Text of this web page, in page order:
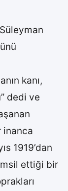
kanı,
dedi ve
inanca
1919’dan
ettiği bir